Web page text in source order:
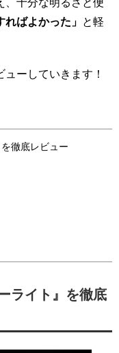
ればよかった」 と軽
ーしていきます！
徹底レビュー
ライト』を徹底